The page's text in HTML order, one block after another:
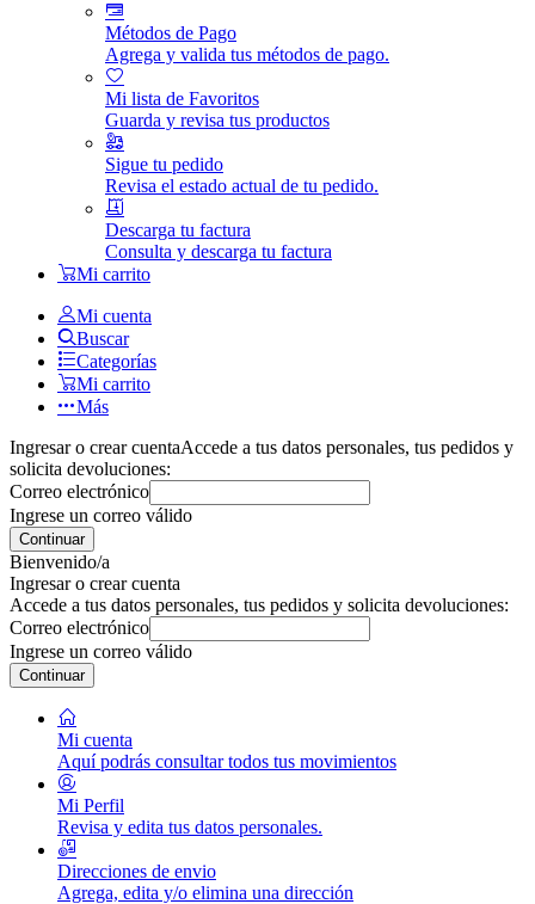
Métodos de Pago
Agrega y valida tus métodos de pago.
Mi lista de Favoritos
Guarda y revisa tus productos
Sigue tu pedido
Revisa el estado actual de tu pedido.
Descarga tu factura
Consulta y descarga tu factura
Mi carrito
Mi cuenta
Buscar
Categorías
Mi carrito
Más
Ingresar o crear cuentaAccede a tus datos personales, tus pedidos y
solicita devoluciones:
Correo electrónico
Ingrese un correo válido
Continuar
Bienvenido/a
Ingresar o crear cuenta
Accede a tus datos personales, tus pedidos y solicita devoluciones:
Correo electrónico
Ingrese un correo válido
Continuar
Mi cuenta
Aquí podrás consultar todos tus movimientos
Mi Perfil
Revisa y edita tus datos personales.
Direcciones de envio
Agrega, edita y/o elimina una dirección